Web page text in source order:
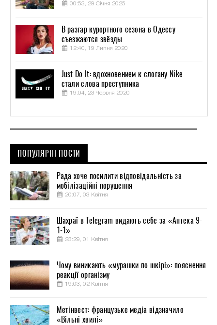
00:53, 29 Січня 2025
В разгар курортного сезона в Одессу
съезжаются звёзды
12:40, 19 Липня 2020
Just Do It: вдохновением к слогану Nike
стали слова преступника
19:04, 23 Червня 2020
ПОПУЛЯРНІ ПОСТИ
Рада хоче посилити відповідальність за
мобілізаційні порушення
20:07, 03 Квітня
Шахраї в Telegram видають себе за «Аптека 9-
1-1»
23:29, 01 Квітня
Чому виникають «мурашки по шкірі»: пояснення
реакції організму
19:03, 02 Квітня
Метінвест: французьке медіа відзначило
«Вільні хвилі»